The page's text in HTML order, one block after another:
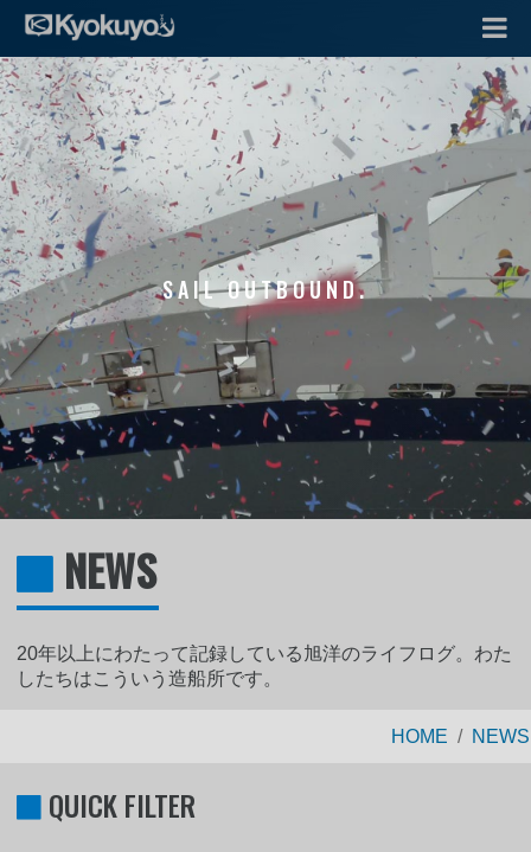
SAIL OUTBOUND.
NEWS
20年以上にわたって記録している旭洋のライフログ。わた
したちはこういう造船所です。
HOME NEWS
QUICK FILTER